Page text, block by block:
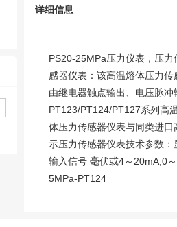
详细信息
PS20-25MPa压力仪表，压
感器仪表：该高温熔体压力
由继电器触点输出、电压脉
PT123/PT124/PT127系列高
体压力传感器仪表与同类进
示压力传感器仪表技术参数
输入信号 毫伏或4～20mA,0
5MPa-PT124